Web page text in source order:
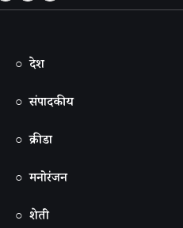
○ देश
○ संपादकीय
○ क्रीडा
○ मनोरंजन
○ शेती